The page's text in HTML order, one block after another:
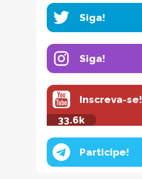
Siga!
Siga!
Inscreva-se!
33.6k
Participe!